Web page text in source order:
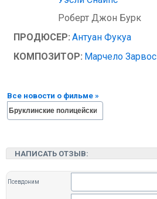
Роберт Джон Бурк
ПРОДЮСЕР: Антуан Фукуа
КОМПОЗИТОР: Марчело Зарвос
Все новости о фильме »
НАПИСАТЬ ОТЗЫВ:
Псевдоним